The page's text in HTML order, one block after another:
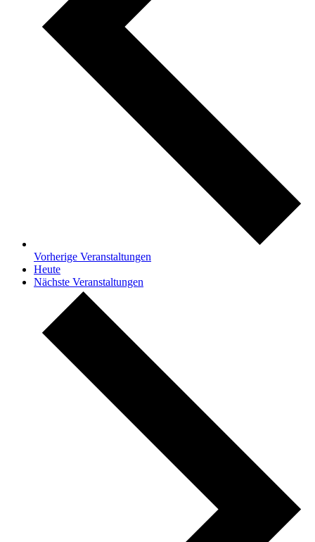
Vorherige Veranstaltungen
Heute
Nächste Veranstaltungen